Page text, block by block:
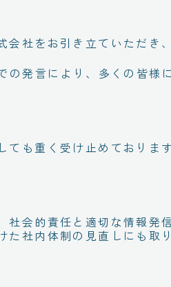
社をお引き立ていただき
の発言により、多くの皆様
ても重く受け止めておりま
社会的責任と適切な情報発
社内体制の見直しにも取